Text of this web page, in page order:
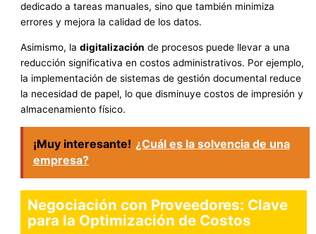
dedicado a tareas manuales, sino que también minimiza
errores y mejora la calidad de los datos.
Asimismo, ladigitalización de procesos puede llevar a una
reducción significativa en costos administrativos. Por ejemplo,
la implementación de sistemas de gestión documental reduce
la necesidad de papel, lo que disminuye costos de impresión y
almacenamiento físico.
¡Muy interesante! ¿Cuál es la solvencia de una
empresa?
Negociación con Proveedores: Clave
para la Optimización de Costos